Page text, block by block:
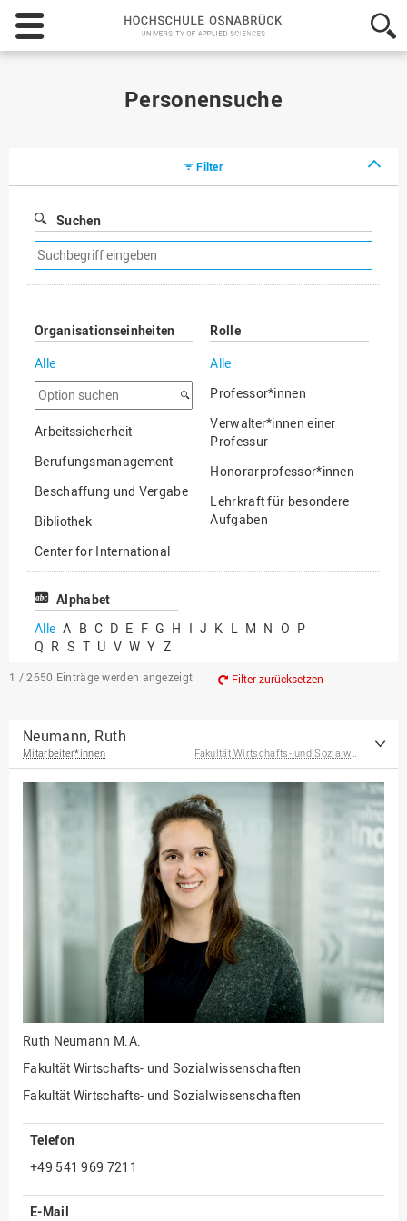
Hochschule
Osnabrück
-
Personensuche
Filter
Suchen
Suchfilter
entfernen
Organisationseinheiten
Alle
Option
suchen
Arbeitssicherheit
Berufungsmanagement
Beschaffung und Vergabe
Bibliothek
Center for International
Mobility
Center for International
Chancengerechtigkeit
eLearning Competence
Fakultät
Agrarwissenschaften und
Ingenieurwissenschaften
Fakultät Management,
Kultur und Technik
Fakultät Wirtschafts- und
Sozialwissenschaften
Forschung, Kooperation,
Drittmittel
Gebäude und Technik
Gesellschaftliches
Gleichstellungsbüro
Hochschulleitung
Hochschulplanung/-
Rolle
Alle
Professor*innen
Verwalter*innen einer
Professur
Honorarprofessor*innen
Lehrkraft für besondere
Aufgaben
Professor*innen im
Alphabet
Alle A B C D E F G H I J K L M N O P
Q R S T U V W Y Z
1 / 2650 Einträge werden angezeigt Filter zurücksetzen
Neumann, Ruth
Mitarbeiter*innen
Ruth Neumann M.A.
Fakultät Wirtschafts- und Sozialwissenschaften
Fakultät Wirtschafts- und Sozialwissenschaften
Telefon
+49 541 969 7211
E-Mail